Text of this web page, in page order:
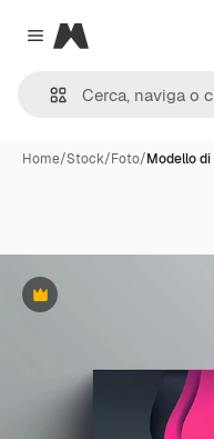
Close menu
Magnific
Home/Stock/Foto/Modello
Premium